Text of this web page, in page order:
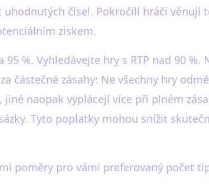
čísel. Pokročilí hráči věnují
ziskem.
%. Vyhledávejte hry s RTP nad 90 %.
částečné zásahy: Ne všechny hry
naopak vyplácejí více při plném
Tyto poplatky mohou snížit
poměry pro vámi preferovaný počet